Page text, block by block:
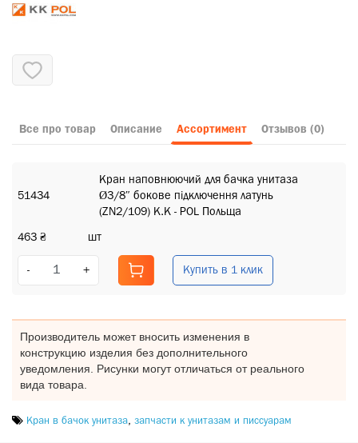
Все про товар Описание Ассортимент Отзывов (0)
51434
Кран наповнюючий для бачка унитаза
Ø3/8″ бокове підключення латунь
(ZN2/109) К.К - POL Польща
463 ₴ шт
- + Купить в 1 клик
Производитель может вносить изменения в
конструкцию изделия без дополнительного
уведомления. Рисунки могут отличаться от реального
вида товара.
Кран в бачок унитаза запчасти к унитазам и писсуарам